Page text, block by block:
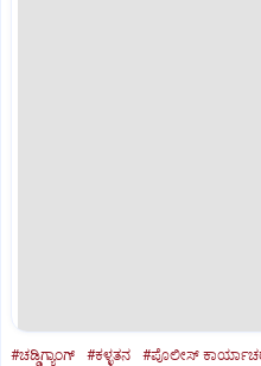
#ಚಡ್ಡಿಗ್ಯಾಂಗ್‌ #ಕಳ್ಳತನ #ಪೊಲೀಸ್‌